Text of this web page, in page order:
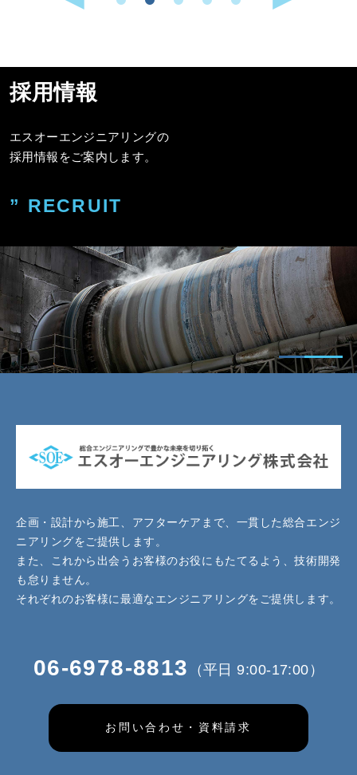
採用情報
エスオーエンジニアリングの
採用情報をご案内します。
” RECRUIT
企画・設計から施工、アフターケアまで、一貫した総合エンジ
ニアリングをご提供します。
また、これから出会うお客様のお役にもたてるよう、技術開発
も怠りません。
それぞれのお客様に最適なエンジニアリングをご提供します。
06-6978-8813 （平日 9:00-17:00）
お問い合わせ・資料請求